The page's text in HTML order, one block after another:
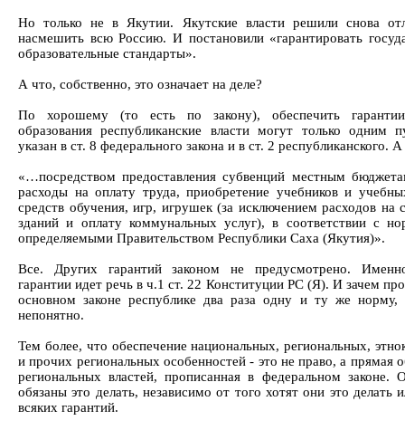
Но только не в Якутии. Якутские власти решили снова
насмешить всю Россию. И постановили «гарантировать
образовательные стандарты».
А что, собственно, это означает на деле?
По хорошему (то есть по закону), обеспечить
образования республиканские власти могут только одним
указан в ст. 8 федерального закона и в ст. 2 республиканского.
«…посредством предоставления субвенций местным
расходы на оплату труда, приобретение учебников и
средств обучения, игр, игрушек (за исключением расходов на
зданий и оплату коммунальных услуг), в соответствии с
определяемыми Правительством Республики Саха (Якутия)».
Все. Других гарантий законом не предусмотрено.
гарантии идет речь в ч.1 ст. 22 Конституции РС (Я). И зачем
основном законе республике два раза одну и ту же норму,
непонятно.
Тем более, что обеспечение национальных, региональных,
и прочих региональных особенностей - это не право, а прямая
региональных властей, прописанная в федеральном законе.
обязаны это делать, независимо от того хотят они это делать
всяких гарантий.